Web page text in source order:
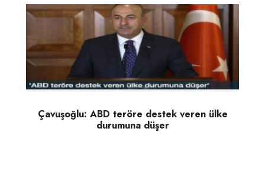
Çavuşoğlu: ABD teröre destek veren ülke
durumuna düşer